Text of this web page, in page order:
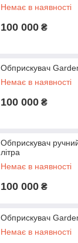
Немає в наявності
100 000 ₴
Обприскувач
Немає в наявності
100 000 ₴
Обприскувач
літра
Немає в наявності
100 000 ₴
Обприскувач
Немає в наявності